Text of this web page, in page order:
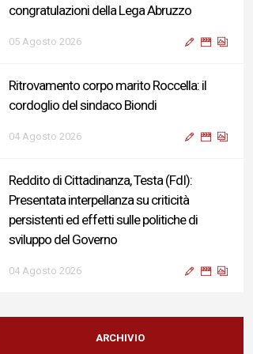
congratulazioni della Lega Abruzzo
05 Agosto 2026
Ritrovamento corpo marito Roccella: il
cordoglio del sindaco Biondi
04 Agosto 2026
Reddito di Cittadinanza, Testa (FdI):
Presentata interpellanza su criticità
persistenti ed effetti sulle politiche di
sviluppo del Governo
04 Agosto 2026
Sigismondi, Liris e Testa: “Profondo
cordoglio e vicinanza al Ministro Roccella e
ARCHIVIO